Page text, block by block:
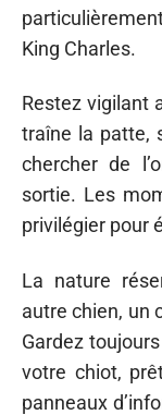
King Charles.
Restez vigilant
traîne la patte,
chercher de
sortie. Les
privilégier pour
La nature
autre chien, un
Gardez
votre chiot,
panneaux